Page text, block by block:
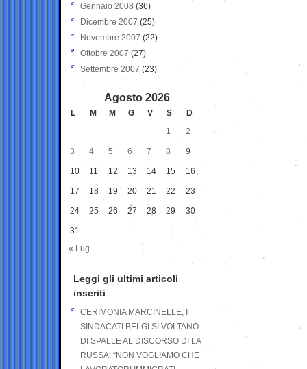
Gennaio 2008 (36)
Dicembre 2007 (25)
Novembre 2007 (22)
Ottobre 2007 (27)
Settembre 2007 (23)
Agosto 2026
L M M G V S
D
1
2
3 4 5 6 7 8 9
10 11 12 13 14 15 16
17 18 19 20 21 22 23
24 25 26 27 28 29 30
31
« Lug
Leggi gli ultimi articoli
inseriti
CERIMONIA MARCINELLE, I
SINDACATI BELGI SI VOLTANO
DI SPALLE AL DISCORSO DI LA
RUSSA: “NON VOGLIAMO CHE